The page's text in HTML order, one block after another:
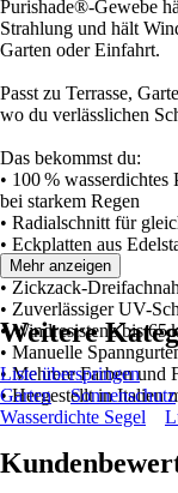
Purishade®-Gewebe
Strahlung und hält
Garten oder Einfahrt.
Passt zu Terrasse,
wo du verlässlichen
Das bekommst du:
• 100 %
bei starkem Regen
• Radialschnitt für
• Eckplatten aus
langlebig
• Zickzack-
• Zuverlässiger UV-
• Windresistenz bis 65
• Manuelle
• Mehrere Farben und
• Hergestellt in Italien
Mehr anzeigen
Weitere
Liste überspringen
Garten
Sonnenschutz
Wasserdichte Segel